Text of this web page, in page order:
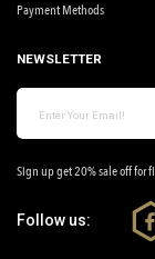
Payment Methods
NEWSLETTER
Sign up get 20% sale off for
Follow us: